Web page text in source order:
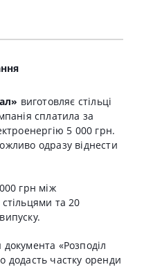
виготовляє стільці
сплатила за
5 000 грн.
одразу віднести
грн між
та 20
«Розподіл
додасть частку оренди